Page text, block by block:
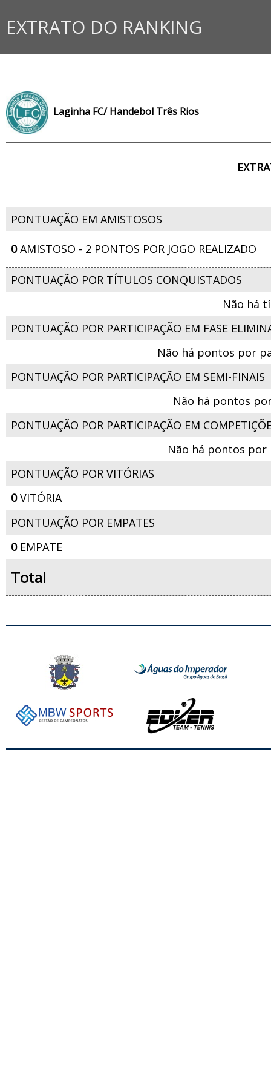
EXTRATO DO RANKING
Laginha FC/ Handebol Três Rios
PONTUAÇÃO EM AMISTOSOS
0AMISTOSO - 2 PONTOS POR JOGO REALIZADO
PONTUAÇÃO POR TÍTULOS CONQUISTADOS
Não há
PONTUAÇÃO POR PARTICIPAÇÃO EM FASE
Não há pontos por
PONTUAÇÃO POR PARTICIPAÇÃO EM SEMI-FINAIS
Não há pontos
PONTUAÇÃO POR PARTICIPAÇÃO EM
Não há pontos
PONTUAÇÃO POR VITÓRIAS
0VITÓRIA
PONTUAÇÃO POR EMPATES
0EMPATE
Total